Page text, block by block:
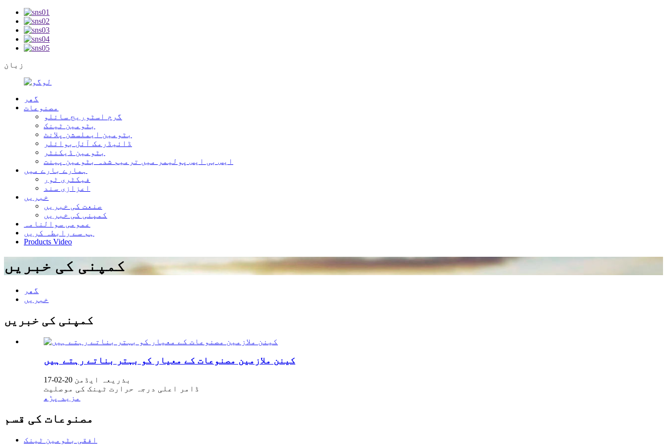
زبان
گھر
مصنوعات
گرم اسٹوریج سائلو
بٹومین ٹینک
بٹومین ایملسشن پلانٹ
ڈائیڈرمک آئل بوائلر
بٹومین ڈیکنٹر
ایس بی ایس پولیمر میں ترمیم شدہ بٹومین پینت
ہمارے بارے میں
فیکٹری ٹور
اعزازی سند
خبریں
صنعت کی خبریں
کمپنی کی خبریں
عمومی سوالنامہ
ہم سے رابطہ کریں
Products Video
کمپنی کی خبریں
گھر
خبریں
کمپنی کی خبریں
کینن ملازمین مصنوعات کے معیار کو بہتر بناتے رہتے ہیں
بذریعہ ایڈمن 20-02-17
ڈامر اعلی درجہ حرارت ٹینک کی موصلیت
مزید پڑھ
مصنوعات کی قسم
افقی بٹومین ٹینک